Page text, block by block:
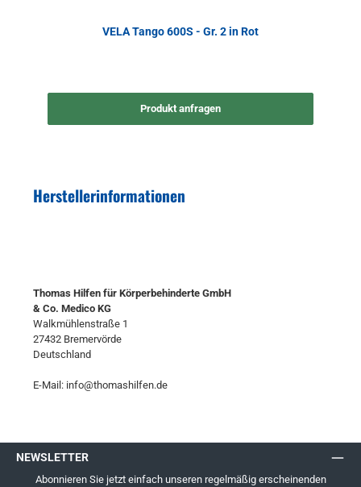
VELA Tango 600S - Gr. 2 in Rot
Produkt anfragen
Herstellerinformationen
Thomas Hilfen für Körperbehinderte GmbH
& Co. Medico KG
Walkmühlenstraße 1
27432 Bremervörde
Deutschland
E-Mail: info@thomashilfen.de
NEWSLETTER
Abonnieren Sie jetzt einfach unseren regelmäßig erscheinenden